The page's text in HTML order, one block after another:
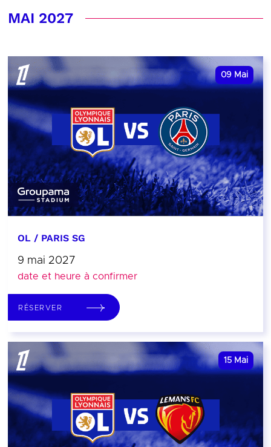
MAI 2027
09 Mai
OL / PARIS SG
9 mai 2027
date et heure à confirmer
RÉSERVER
15 Mai